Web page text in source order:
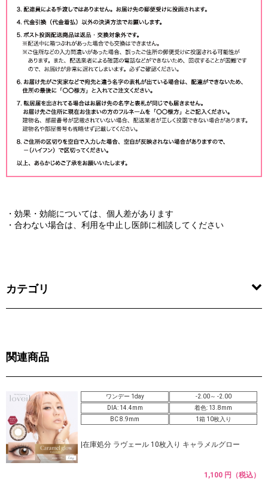
・効果・効能については、個人差があります
・合わない場合は、利用を中止し医師に相談してください
カテゴリ
関連商品
ワンデー 1day
-2.00～ -2.00
DIA: 14.4mm
着色: 13.8mm
BC 8.9mm
1箱 10枚入り
|在庫処分 ラヴェール 10枚入り キャラメルグロー
1,100 円（税込）